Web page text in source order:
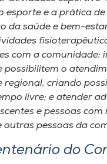
esporte e a prática
da saúde e bem-
com a comunidade;
possibilitem o
regional, criando
livre; e atender
e pessoas com
outras pessoas da
do